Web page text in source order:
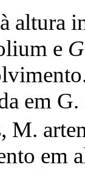
altura
e
em
M.
em